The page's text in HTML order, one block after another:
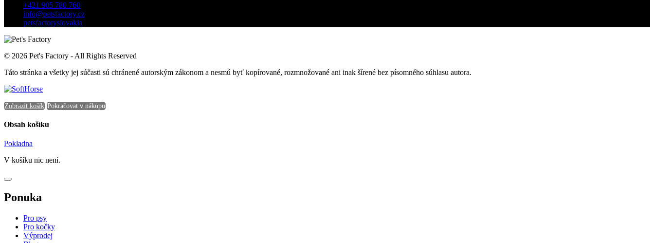
+421 905 780 760
info@petsfactory.cz
petsfactoryslovakia
© 2026 Pet's Factory - All Rights Reserved
Táto stránka a všetky jej súčasti sú chránené autorským zákonom a nesmú byť kopírované, rozmnožované ani inak šírené bez písomného súhlasu autora.
Zobrazit košík Pokračovat v nákupu
Obsah košíku
Pokladna
V košíku nic není.
Ponuka
Pro psy
Pro kočky
Výprodej